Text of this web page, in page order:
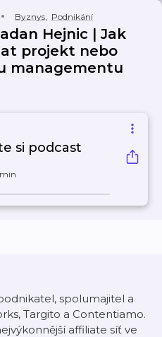
Byznys, Podnikání
Hejnic | Jak
projekt nebo
managementu
si podcast
spolumajitel a
Targito a Contentiamo.
affiliate síť ve